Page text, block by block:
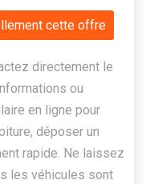
cette offre
directement le
ou
en ligne pour
déposer un
rapide. Ne laissez
les véhicules sont